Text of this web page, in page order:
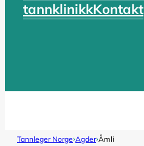
tannklinikkKontakt
Tannleger Norge›Agder›Åmli